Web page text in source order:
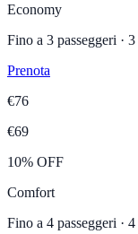
Economy
Fino a 3 passeggeri · 3
Prenota
€76
€69
10% OFF
Comfort
Fino a 4 passeggeri · 4